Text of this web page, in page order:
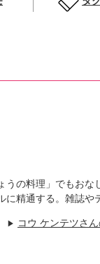
うの料理」でもお
精通する。雑誌や
▶ コウ ケンテツさ